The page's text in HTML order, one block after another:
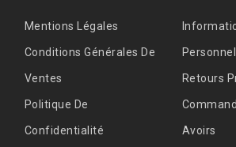
Mentions Légales
Conditions Générales De
Ventes
Politique De
Confidentialité
Retours
Avoirs